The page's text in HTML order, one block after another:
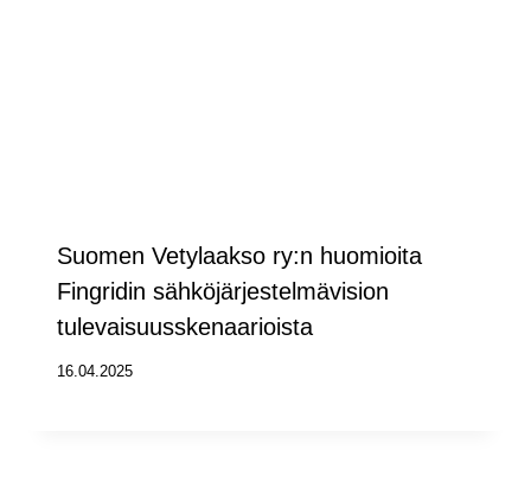
Suomen Vetylaakso ry:n huomioita
Fingridin sähköjärjestelmävision
tulevaisuusskenaarioista
16.04.2025